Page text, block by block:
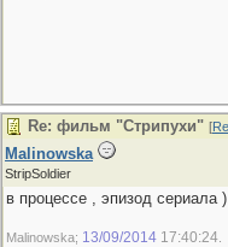
Re: фильм "Стрипухи" [
Malinowska
StripSoldier
в процессе , эпизод сериала )
Malinowska; 13/09/2014 17:40:24